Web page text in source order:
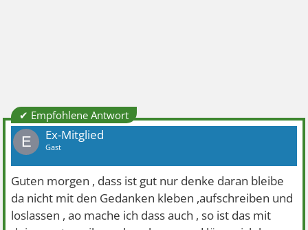
✔ Empfohlene Antwort
E Ex-Mitglied
Gast
Guten morgen , dass ist gut nur denke daran bleibe
da nicht mit den Gedanken kleben ,aufschreiben und
loslassen , ao mache ich dass auch , so ist das mit